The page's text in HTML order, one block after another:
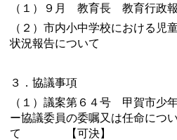
（１）９月 教育長 教育行政
（２）市内小中学校における児
状況報告について
３．協議事項
（１）議案第６４号 甲賀市少
ー協議委員の委嘱又は任命につい
て 【可決】